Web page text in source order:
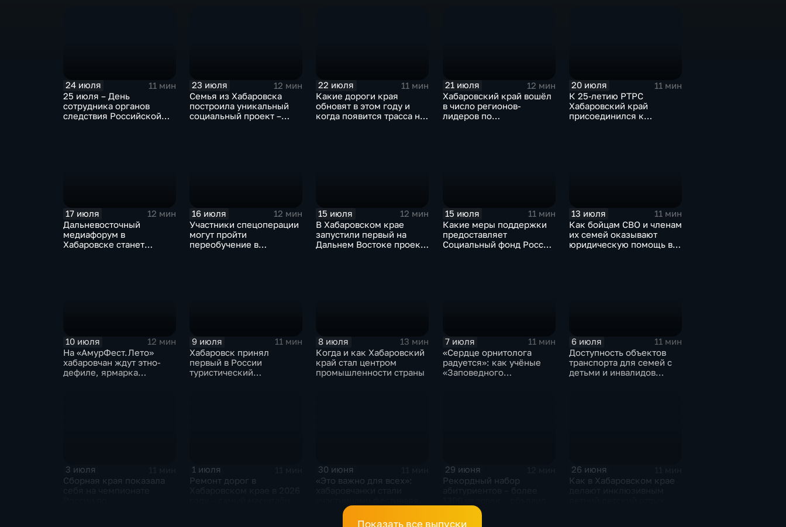
24 июля
11 мин
25 июля – День
сотрудника органов
следствия Российской
23 июля
12 мин
Семья из Хабаровска
построила уникальный
социальный проект –
22 июля
11 мин
Какие дороги края
обновят в этом году и
когда появится трасса на
21 июля
12 мин
Хабаровский край вошёл
в число регионов-
лидеров по
20 июля
11 мин
К 25-летию РТРС
Хабаровский край
присоединился к
17 июля
12 мин
Дальневосточный
медиафорум в
Хабаровске станет
16 июля
12 мин
Участники спецоперации
могут пройти
переобучение в
15 июля
12 мин
В Хабаровском крае
запустили первый на
Дальнем Востоке проект
15 июля
11 мин
Какие меры поддержки
предоставляет
Социальный фонд России
13 июля
11 мин
Как бойцам СВО и членам
их семей оказывают
юридическую помощь в
10 июля
12 мин
На «АмурФест.Лето»
хабаровчан ждут этно-
дефиле, ярмарка
9 июля
11 мин
Хабаровск принял
первый в России
туристический
8 июля
13 мин
Когда и как Хабаровский
край стал центром
промышленности страны
7 июля
11 мин
«Сердце орнитолога
радуется»: как учёные
«Заповедного
6 июля
11 мин
Доступность объектов
транспорта для семей с
детьми и инвалидов
3 июля
Сборная края показала
1 июля
Ремонт дорог в
30 июня
«Это важно для всех»:
«Женское сердце
29 июня
Рекордный набор
в Хабаровском
медколледже
26 июня
Как в Хабаровском крае
Показать все выпуски